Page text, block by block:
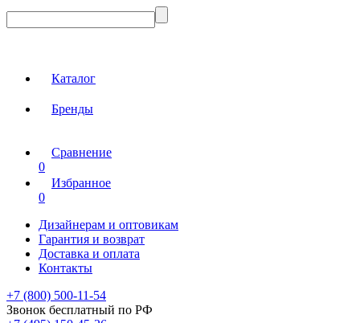
Каталог
Бренды
Сравнение
0
Избранное
0
Дизайнерам и оптовикам
Гарантия и возврат
Доставка и оплата
Контакты
+7 (800) 500-11-54
Звонок бесплатный по РФ